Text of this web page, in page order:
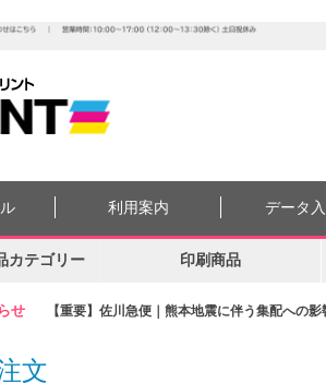
せ 【重要】佐川急便｜熊本地震に伴う集配への
利用案内 データ
カテゴリー 印刷商品
文